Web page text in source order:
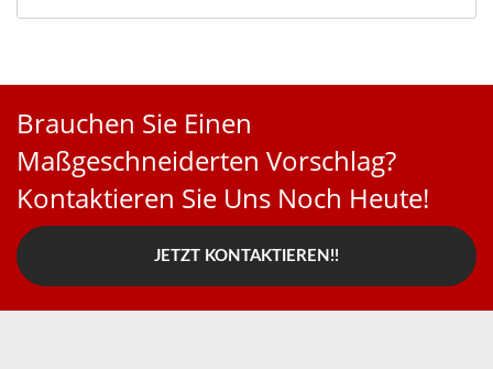
Brauchen Sie Einen
Maßgeschneiderten Vorschlag?
Kontaktieren Sie Uns Noch Heute!
JETZT KONTAKTIEREN!!